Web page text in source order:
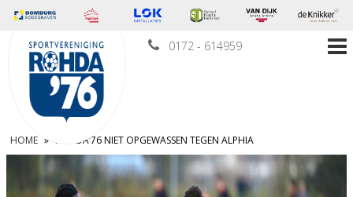
0172 - 614959
HOME » ROHDA’76 NIET OPGEWASSEN TEGEN ALPHIA